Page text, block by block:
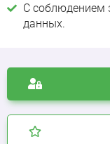
С соблюдением
данных.